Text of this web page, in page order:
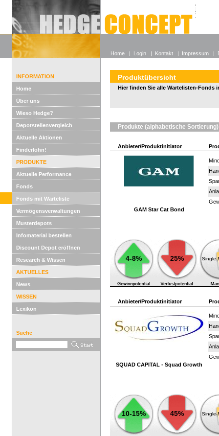
Alle
Wieso
INFORMATION
Home
Über uns
Wieso Hedge?
Depotstellenvergleich
Aktuelle Aktionen
Finderlohn!
PRODUKTE
Aktuelle Performance
Fonds
Fonds mit Warteliste
Vermögensverwaltungen
Musterdepots
Infomaterial bestellen
Discount Depot eröffnen
Research & Wissen
AKTUELLES
News
WISSEN
Lexikon
Suche
Produktübersicht
Hier finden Sie alle Wartelisten-Fonds
Produkte (alphabetische Sortierung)
Anbieter/Produktinitiator
GAM Star Cat Bond
4-8% 25% Single-
Anbieter/Produktinitiator
SQUAD CAPITAL - Squad Growth
10-15% 45% Single-
Home | Login | Kontakt | Impressum |